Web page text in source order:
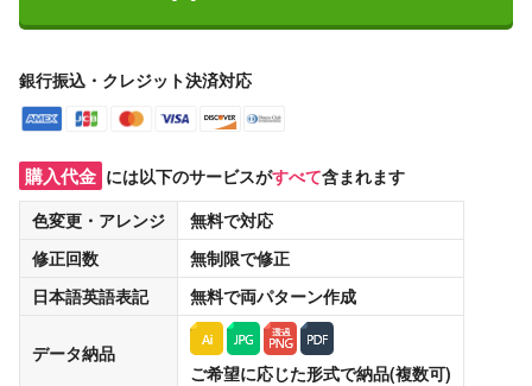
銀行振込・クレジット決済対応
購入代金 には以下のサービスがすべて含まれます
色変更・アレンジ
無料で対応
修正回数
無制限で修正
日本語英語表記
無料で両パターン作成
データ納品
ご希望に応じた形式で納品(複数可)